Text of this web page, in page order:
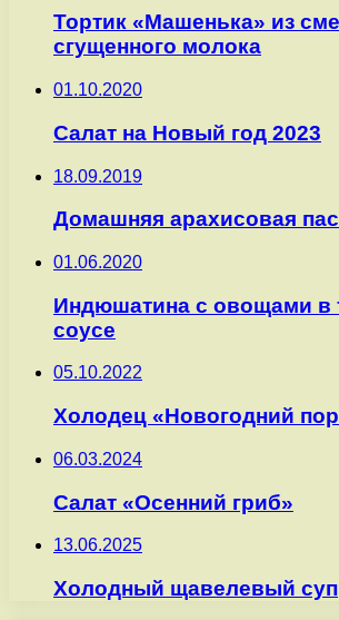
Тортик «Машенька» из
сгущенного молока
01.10.2020
Салат на Новый год 2023
18.09.2019
Домашняя арахисовая
01.06.2020
Индюшатина с овощами в
соусе
05.10.2022
Холодец «Новогодний
06.03.2024
Салат «Осенний гриб»
13.06.2025
Холодный щавелевый суп